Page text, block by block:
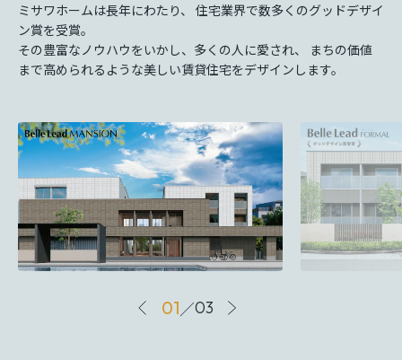
ミサワホームは⻑年にわたり、 住宅業界で数多くのグッドデザイ
ン賞を受賞。
その豊富なノウハウをいかし、多くの⼈に愛され、 まちの価値
まで⾼められるような美しい賃貸住宅をデザインします。
01／03